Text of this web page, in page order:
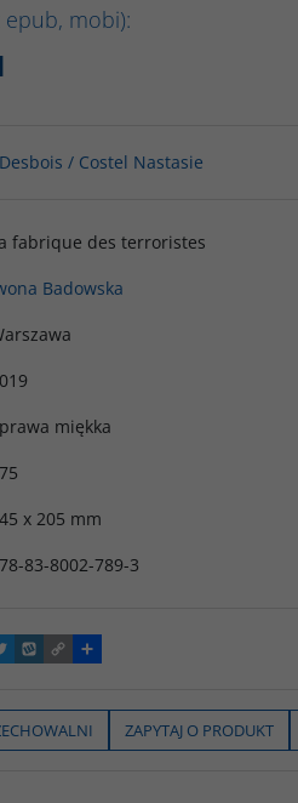
mobi):
/ Costel Nastasie
fabrique des terroristes
Badowska
miękka
x 205 mm
83-8002-789-3
T
w
t
t
e
W
y
o
p
C
o
y
L
i
P
o
z
i
e
ZAPYTAJ O PRODUKT